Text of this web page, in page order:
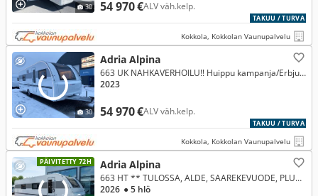
30 54 970 €ALV väh.kelp.
TAKUU / TURVA
Kokkola, Kokkolan Vaunupalvelu
30
Adria Alpina
54 970 €ALV väh.kelp.
663 UK NAHKAVERHOILU!! Huippu kampanja/Erbjudande!!
2023
TAKUU / TURVA
Kokkola, Kokkolan Vaunupalvelu
PÄIVITETTY 72H Adria Alpina
663 HT ** TULOSSA, ALDE, SAAREKEVUODE, PLUSPAKETTI **
2026 ● 5 hlö